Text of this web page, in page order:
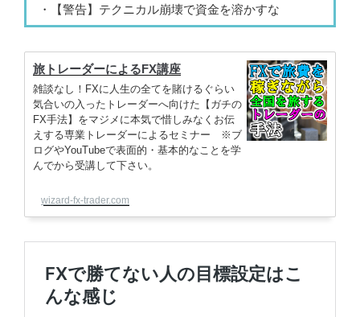
・【警告】テクニカル崩壊で資金を溶かすな
旅トレーダーによるFX講座
雑談なし！FXに人生の全てを賭けるぐらい
気合いの入ったトレーダーへ向けた【ガチの
FX手法】をマジメに本気で惜しみなくお伝
えする専業トレーダーによるセミナー ※ブ
ログやYouTubeで表面的・基本的なことを学
んでから受講して下さい。
wizard-fx-trader.com